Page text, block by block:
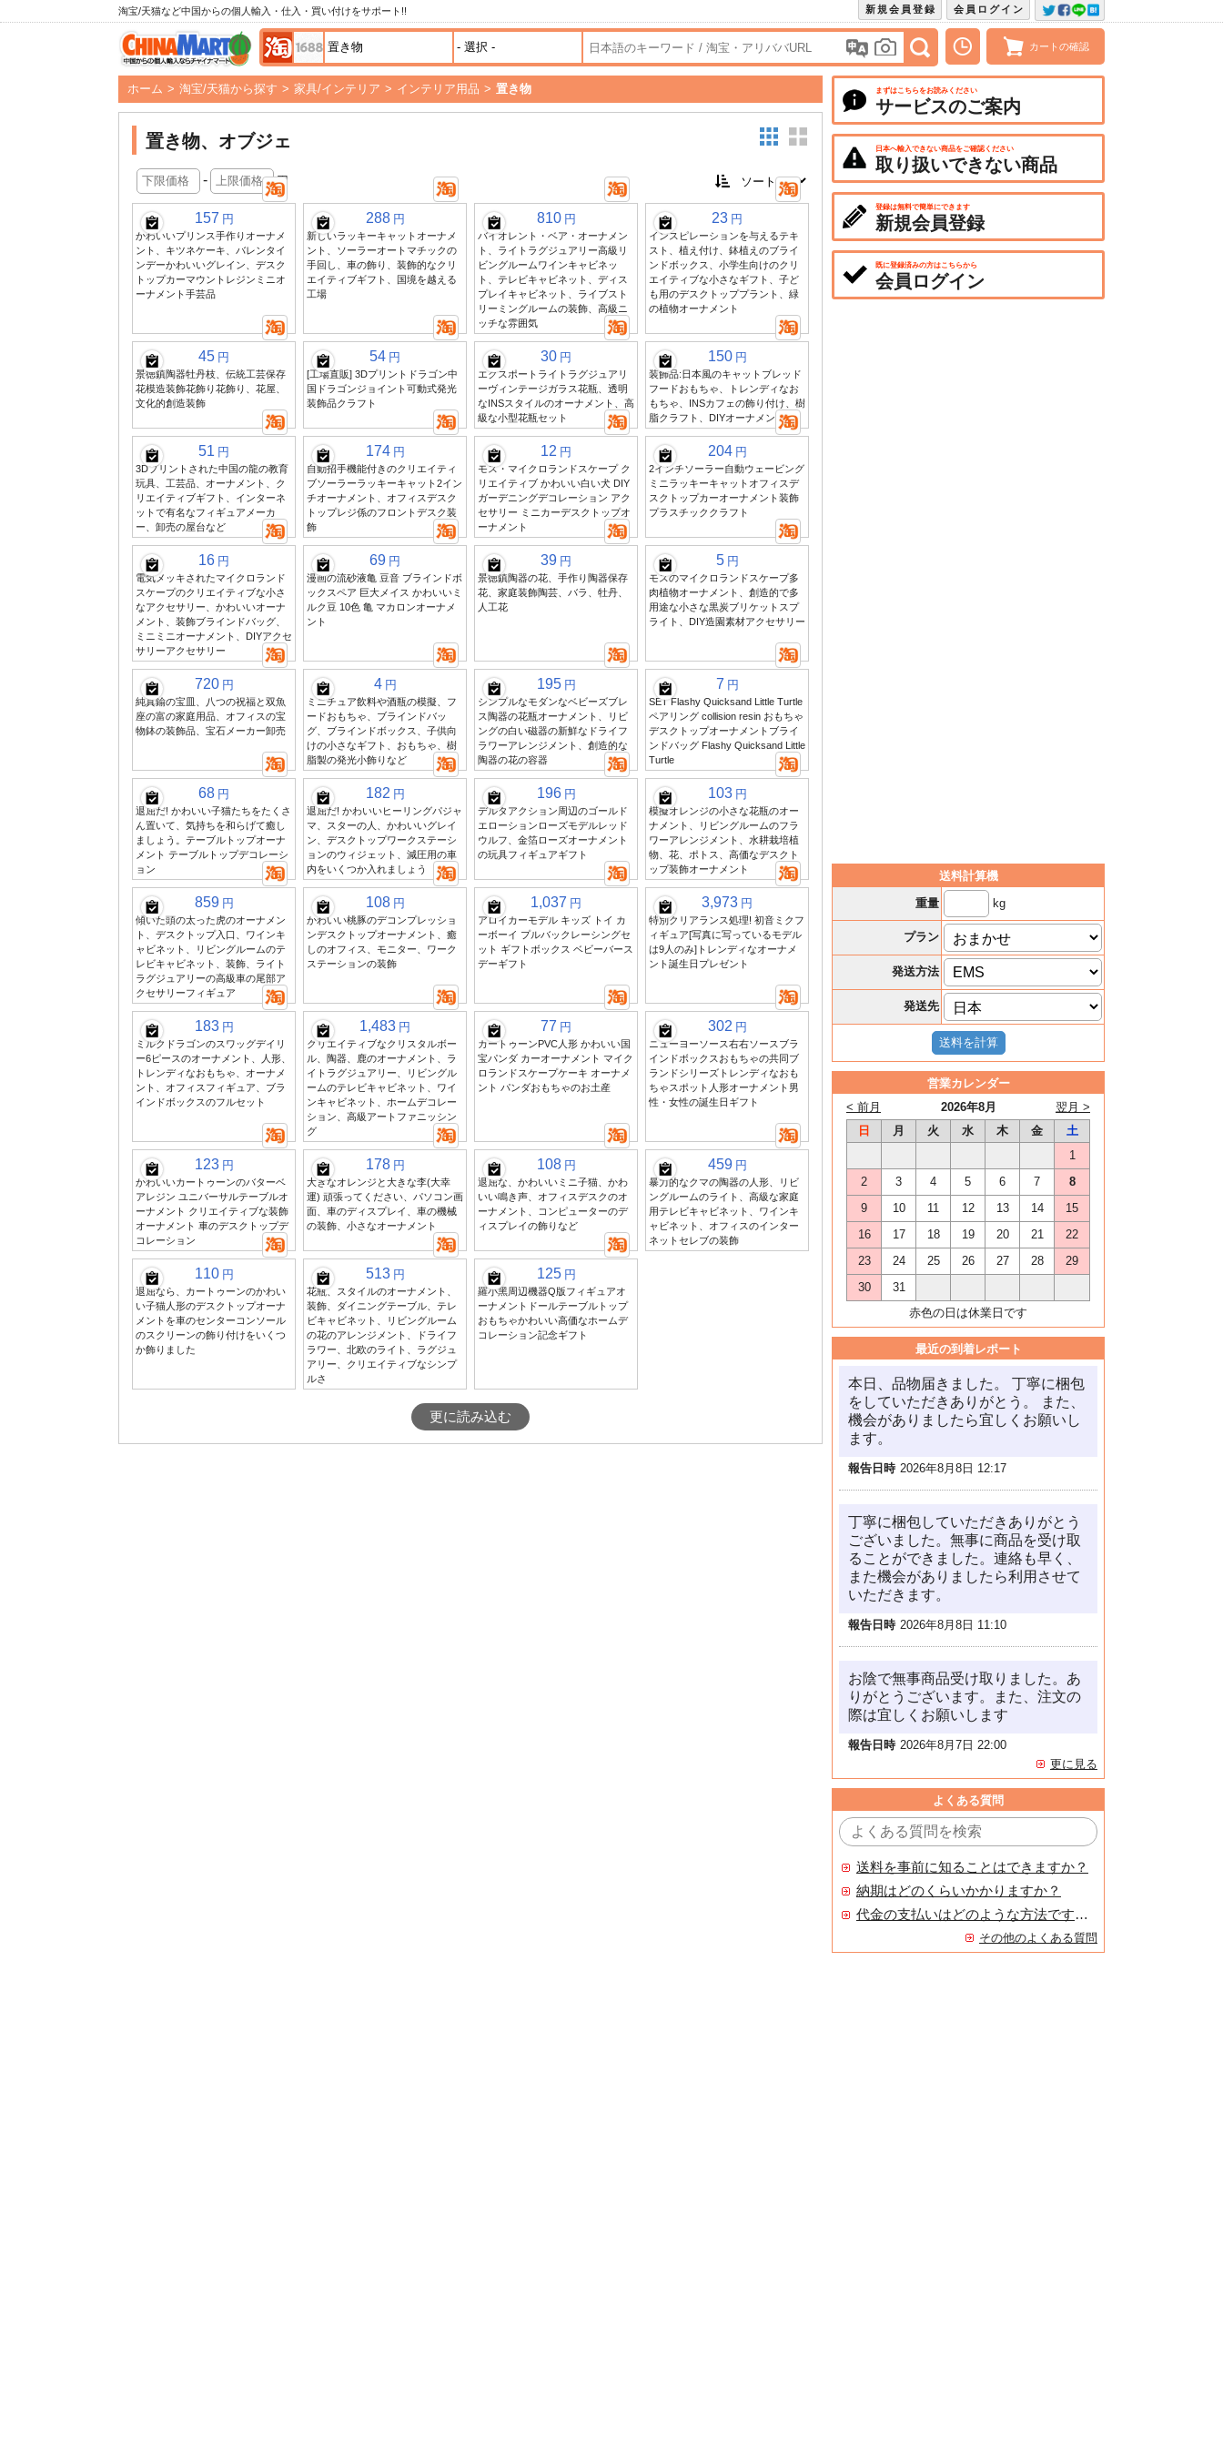
淘宝/天猫など中国からの個人輸入・仕入・買い付けをサポート!! 会員ログイン
新規会員登録
カートの確認
ホーム > 淘宝/天猫から探す > 家具/インテリア > インテリア用品 > 置き物
置き物、オブジェ
- 円
157 円
かわいいプリンス手作りオーナメ
ント、キツネケーキ、バレンタイ
ンデーかわいいグレイン、デスク
トップカーマウントレジンミニオ
ーナメント手芸品
288 円
新しいラッキーキャットオーナメ
ント、ソーラーオートマチックの
手回し、車の飾り、装飾的なクリ
エイティブギフト、国境を越える
工場
810 円
バイオレント・ベア・オーナメン
ト、ライトラグジュアリー高級リ
ビングルームワインキャビネッ
ト、テレビキャビネット、ディス
プレイキャビネット、ライブスト
リーミングルームの装飾、高級ニ
ッチな雰囲気
23 円
インスピレーションを与えるテキ
スト、植え付け、鉢植えのブライ
ンドボックス、小学生向けのクリ
エイティブな小さなギフト、子ど
も用のデスクトッププラント、緑
の植物オーナメント
45 円
景徳鎮陶器牡丹枝、伝統工芸保存
花模造装飾花飾り花飾り、花屋、
文化的創造装飾
54 円
[工場直販] 3Dプリントドラゴン中
国ドラゴンジョイント可動式発光
装飾品クラフト
30 円
エクスポートライトラグジュアリ
ーヴィンテージガラス花瓶、透明
なINSスタイルのオーナメント、高
級な小型花瓶セット
150 円
装飾品:日本風のキャットブレッド
フードおもちゃ、トレンディなお
もちゃ、INSカフェの飾り付け、樹
脂クラフト、DIYオーナメント
51 円
3Dプリントされた中国の龍の教育
玩具、工芸品、オーナメント、ク
リエイティブギフト、インターネ
ットで有名なフィギュアメーカ
ー、卸売の屋台など
174 円
自動招手機能付きのクリエイティ
ブソーラーラッキーキャット2イン
チオーナメント、オフィスデスク
トップレジ係のフロントデスク装
飾
12 円
モス・マイクロランドスケープ ク
リエイティブ かわいい白い犬 DIY
ガーデニングデコレーション アク
セサリー ミニカーデスクトップオ
ーナメント
204 円
2インチソーラー自動ウェービング
ミニラッキーキャットオフィスデ
スクトップカーオーナメント装飾
プラスチッククラフト
16 円
電気メッキされたマイクロランド
スケープのクリエイティブな小さ
なアクセサリー、かわいいオーナ
メント、装飾ブラインドバッグ、
ミニミニオーナメント、DIYアクセ
サリーアクセサリー
69 円
漫画の流砂液亀 豆音 ブラインドボ
ックスペア 巨大メイス かわいいミ
ルク豆 10色 亀 マカロンオーナメ
ント
39 円
景徳鎮陶器の花、手作り陶器保存
花、家庭装飾陶芸、バラ、牡丹、
人工花
5 円
モスのマイクロランドスケープ多
肉植物オーナメント、創造的で多
用途な小さな黒炭ブリケットスプ
ライト、DIY造園素材アクセサリー
720 円
純真鍮の宝皿、八つの祝福と双魚
座の富の家庭用品、オフィスの宝
物鉢の装飾品、宝石メーカー卸売
4 円
ミニチュア飲料や酒瓶の模擬、フ
ードおもちゃ、ブラインドバッ
グ、ブラインドボックス、子供向
けの小さなギフト、おもちゃ、樹
脂製の発光小飾りなど
195 円
シンプルなモダンなベビーズブレ
ス陶器の花瓶オーナメント、リビ
ングの白い磁器の新鮮なドライフ
ラワーアレンジメント、創造的な
陶器の花の容器
7 円
SET Flashy Quicksand Little Turtle
ペアリング collision resin おもちゃ
デスクトップオーナメントブライ
ンドバッグ Flashy Quicksand Little
Turtle
68 円
退屈だ! かわいい子猫たちをたくさ
ん置いて、気持ちを和らげて癒し
ましょう。テーブルトップオーナ
メント テーブルトップデコレーシ
ョン
182 円
退屈だ! かわいいヒーリングパジャ
マ、スターの人、かわいいグレイ
ン、デスクトップワークステーシ
ョンのウィジェット、減圧用の車
内をいくつか入れましょう
196 円
デルタアクション周辺のゴールド
エローションローズモデルレッド
ウルフ、金箔ローズオーナメント
の玩具フィギュアギフト
103 円
模擬オレンジの小さな花瓶のオー
ナメント、リビングルームのフラ
ワーアレンジメント、水耕栽培植
物、花、ポトス、高価なデスクト
ップ装飾オーナメント
859 円
傾いた頭の太った虎のオーナメン
ト、デスクトップ入口、ワインキ
ャビネット、リビングルームのテ
レビキャビネット、装飾、ライト
ラグジュアリーの高級車の尾部ア
クセサリーフィギュア
108 円
かわいい桃豚のデコンプレッショ
ンデスクトップオーナメント、癒
しのオフィス、モニター、ワーク
ステーションの装飾
1,037 円
アロイカーモデル キッズ トイ カ
ーボーイ プルバックレーシングセ
ット ギフトボックス ベビーバース
デーギフト
3,973 円
特別クリアランス処理! 初音ミクフ
ィギュア[写真に写っているモデル
は9人のみ]トレンディなオーナメ
ント誕生日プレゼント
183 円
ミルクドラゴンのスワッグデイリ
ー6ピースのオーナメント、人形、
トレンディなおもちゃ、オーナメ
ント、オフィスフィギュア、ブラ
インドボックスのフルセット
1,483 円
クリエイティブなクリスタルボー
ル、陶器、鹿のオーナメント、ラ
イトラグジュアリー、リビングル
ームのテレビキャビネット、ワイ
ンキャビネット、ホームデコレー
ション、高級アートファニッシン
グ
77 円
カートゥーンPVC人形 かわいい国
宝パンダ カーオーナメント マイク
ロランドスケープケーキ オーナメ
ント パンダおもちゃのお土産
302 円
ニューヨーソース右右ソースブラ
インドボックスおもちゃの共同ブ
ランドシリーズトレンディなおも
ちゃスポット人形オーナメント男
性・女性の誕生日ギフト
123 円
かわいいカートゥーンのバターベ
アレジン ユニバーサルテーブルオ
ーナメント クリエイティブな装飾
オーナメント 車のデスクトップデ
コレーション
178 円
大きなオレンジと大きな李(大幸
運) 頑張ってください、パソコン画
面、車のディスプレイ、車の機械
の装飾、小さなオーナメント
108 円
退屈な、かわいいミニ子猫、かわ
いい鳴き声、オフィスデスクのオ
ーナメント、コンピューターのデ
ィスプレイの飾りなど
459 円
暴力的なクマの陶器の人形、リビ
ングルームのライト、高級な家庭
用テレビキャビネット、ワインキ
ャビネット、オフィスのインター
ネットセレブの装飾
110 円
退屈なら、カートゥーンのかわい
い子猫人形のデスクトップオーナ
メントを車のセンターコンソール
のスクリーンの飾り付けをいくつ
か飾りました
513 円
花瓶、スタイルのオーナメント、
装飾、ダイニングテーブル、テレ
ビキャビネット、リビングルーム
の花のアレンジメント、ドライフ
ラワー、北欧のライト、ラグジュ
アリー、クリエイティブなシンプ
ルさ
125 円
羅小黑周辺機器Q版フィギュアオ
ーナメントドールテーブルトップ
おもちゃかわいい高価なホームデ
コレーション記念ギフト
更に読み込む
まずはこちらをお読みください
サービスのご案内
日本へ輸入できない商品をご確認ください
取り扱いできない商品
登録は無料で簡単にできます
新規会員登録
既に登録済みの方はこちらから
会員ログイン
送料計算機
重量
kg
プラン
発送方法
発送先
営業カレンダー
2026年8月
< 前月
翌月 >
日
月 火 水 木 金
土
1
2
3 4 5 6 7
8
9
10 11 12 13 14
15
16
17 18 19 20 21
22
23
24 25 26 27 28
29
30
31
赤色の日は休業日です
最近の到着レポート
本日、品物届きました。 丁寧に梱包
をしていただきありがとう。 また、
機会がありましたら宜しくお願いし
ます。
報告日時 2026年8月8日 12:17
丁寧に梱包していただきありがとう
ございました。無事に商品を受け取
ることができました。連絡も早く、
また機会がありましたら利用させて
いただきます。
報告日時 2026年8月8日 11:10
お陰で無事商品受け取りました。あ
りがとうございます。また、注文の
際は宜しくお願いします
報告日時 2026年8月7日 22:00
更に見る
よくある質問
送料を事前に知ることはできますか？
納期はどのくらいかかりますか？
代金の支払いはどのような方法ですか？
その他のよくある質問